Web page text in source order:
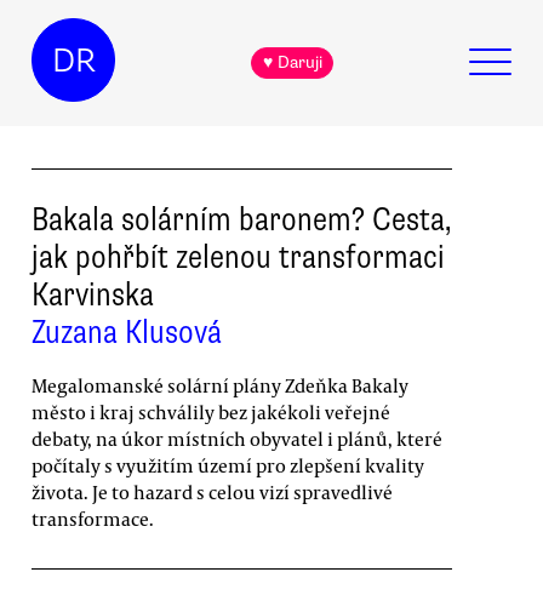
DR ♥ Daruji
Bakala solárním baronem? Cesta,
jak pohřbít zelenou transformaci
Karvinska
Zuzana Klusová
Megalomanské solární plány Zdeňka Bakaly
město i kraj schválily bez jakékoli veřejné
debaty, na úkor místních obyvatel i plánů, které
počítaly s využitím území pro zlepšení kvality
života. Je to hazard s celou vizí spravedlivé
transformace.